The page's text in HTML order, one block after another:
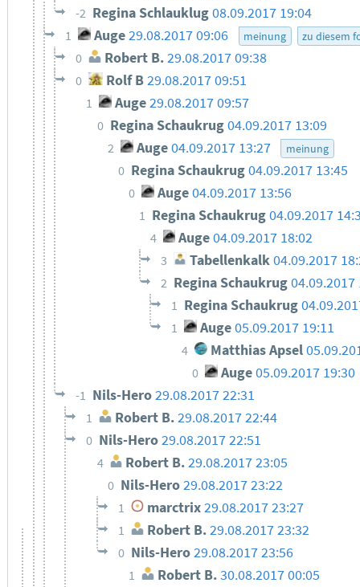
-2 Regina Schlauklug08.09.2017 19:04
1 Auge29.08.2017 09:06 meinung zu diesem
0 Robert B.29.08.2017 09:38
0 Rolf B29.08.2017 09:51
1 Auge29.08.2017 09:57
0 Regina Schaukrug04.09.2017 13:09
2 Auge 04.09.2017 13:27 meinung
0 Regina Schaukrug04.09.2017 13:45
0 Auge04.09.2017 13:56
1 Regina Schaukrug04.09.2017
4 Auge04.09.2017 18:02
3 Tabellenkalk 04.09.2017
2 Regina Schaukrug04.09.2017
1 Regina Schaukrug
1 Auge05.09.2017 19:11
4 Matthias Apsel
0 Auge05.09.2017 19:30
-1 Nils-Hero29.08.2017 22:31
1 Robert B.29.08.2017 22:44
0 Nils-Hero29.08.2017 22:51
4 Robert B.29.08.2017 23:05
0 Nils-Hero29.08.2017 23:22
1 marctrix29.08.2017 23:27
1 Robert B.29.08.2017 23:32
0 Nils-Hero29.08.2017 23:56
1 Robert B.30.08.2017 00:05